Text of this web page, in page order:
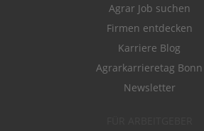
Agrar Job suchen
Firmen entdecken
Karriere Blog
Agrarkarrieretag Bonn
Newsletter